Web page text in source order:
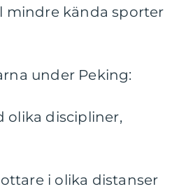
kända sporter
under Peking:
olika discipliner,
i olika distanser